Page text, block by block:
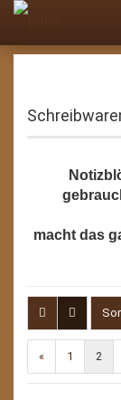
macht das
« 1 2